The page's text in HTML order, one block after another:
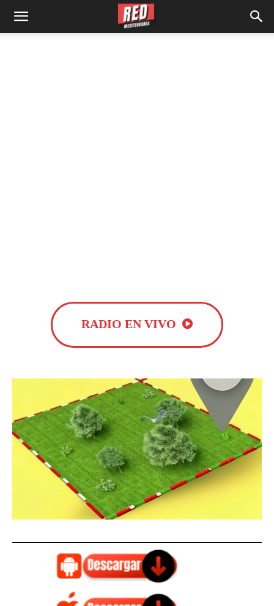
RADIO EN VIVO